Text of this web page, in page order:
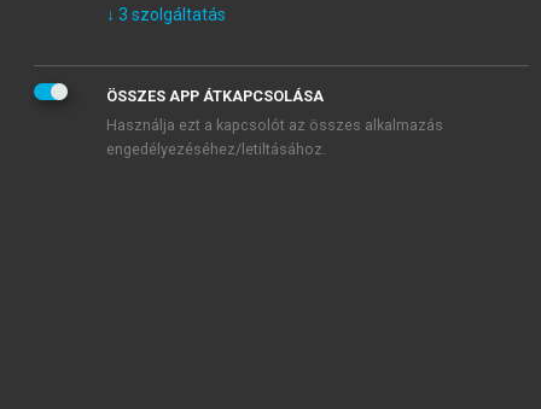
KIPRÓBÁLOM
↓ 3 szolgáltatás
ÖSSZES APP ÁTKAPCSOLÁSA
Használja ezt a kapcsolót az összes alkalmazás
engedélyezéséhez/letiltásához.